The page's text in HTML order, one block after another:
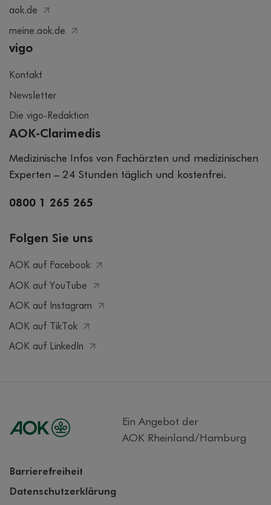
aok.de
meine.aok.de
vigo
Kontakt
Newsletter
Die vigo-Redaktion
AOK-Clarimedis
Medizinische Infos von Fachärzten und medizinischen
Experten – 24 Stunden täglich und kostenfrei.
0800 1 265 265
Folgen Sie uns
AOK auf Facebook
AOK auf YouTube
AOK auf Instagram
AOK auf TikTok
AOK auf LinkedIn
Ein Angebot der
AOK Rheinland/Hamburg
Barrierefreiheit
Datenschutzerklärung